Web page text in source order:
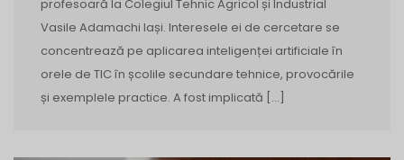
profesoară la Colegiul Tehnic Agricol și Industrial
Vasile Adamachi Iași. Interesele ei de cercetare se
concentrează pe aplicarea inteligenței artificiale în
orele de TIC în școlile secundare tehnice, provocările
și exemplele practice. A fost implicată […]